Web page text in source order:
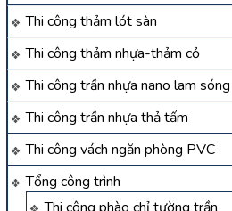
Thi công thảm lót sàn
Thi công thảm nhựa-thảm cỏ
Thi công trần nhựa nano lam sóng
Thi công trần nhựa thả tấm
Thi công vách ngăn phòng PVC
Tổng công trình